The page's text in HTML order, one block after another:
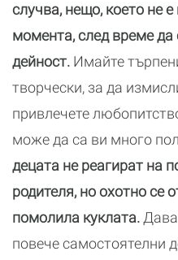
случва, нещо, което не
момента, след време
дейност. Имайте
творчески, за да
привлечете
може да са ви много
децата не реагират на
родителя, но охотно се
помолила куклата.
повече самостоятелни